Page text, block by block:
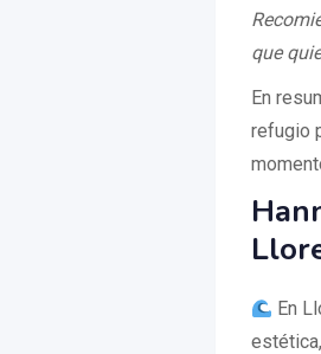
que
En
refugio
En